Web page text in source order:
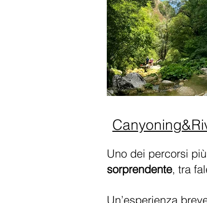
Uno dei percorsi
sorprendente, tra
Un’esperienza